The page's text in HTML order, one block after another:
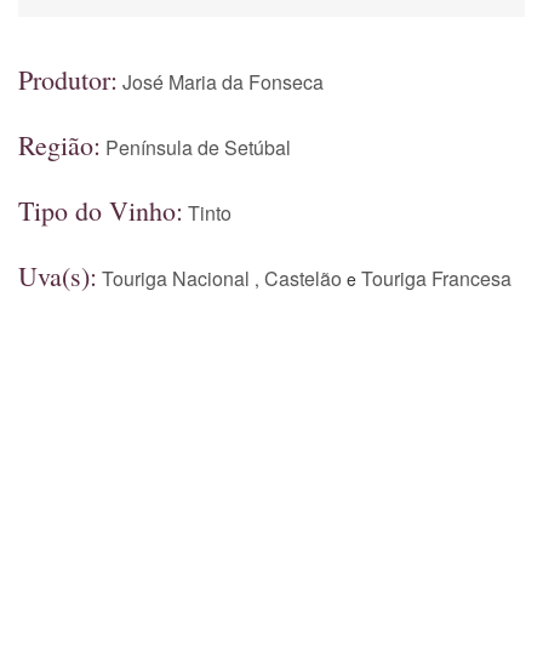
Produtor: José Maria da Fonseca
Região: Península de Setúbal
Tipo do Vinho: Tinto
Uva(s): Touriga Nacional , Castelão e Touriga Francesa